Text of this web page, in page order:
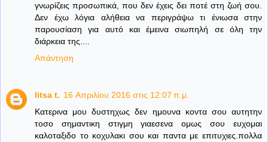
γνωρίζεις προσωπικά, που δεν έχεις δει ποτέ στη ζωή σου.
Δεν έχω λόγια αλήθεια να περιγράψω τι ένιωσα στην
παρουσίαση για αυτό και έμεινα σιωπηλή σε όλη την
διάρκεια της....
Απάντηση
litsa t. 16 Απριλίου 2016 στις 12:07 π.μ.
Κατερινα μου δυστηχως δεν ημουνα κοντα σου αυτητην
τοσο σημαντικη στιγμη γιαεσενα ομως σου ευχομαι
καλοταξιδο το κοχυλακι σου και παντα με επιτυχιες.πολλα